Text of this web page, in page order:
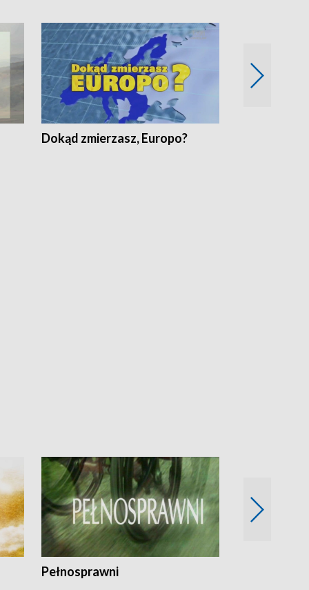
Dokąd zmierzasz, Europo?
Pełnosprawni